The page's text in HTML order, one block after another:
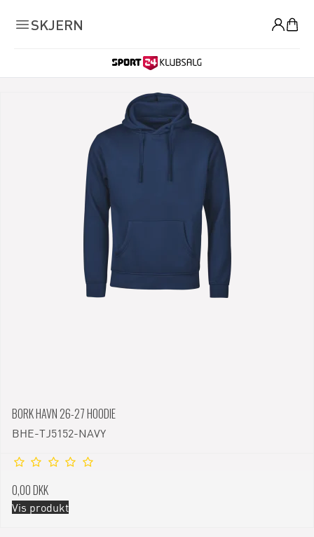
SKJERN
BORK HAVN 26-27 HOODIE
BHE-TJ5152-NAVY
0,00 DKK
Vis produkt